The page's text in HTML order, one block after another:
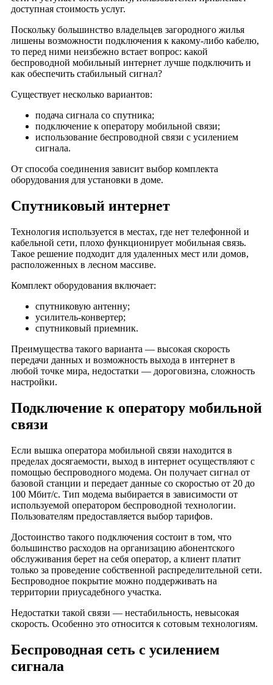
Деревня Бабанино
Деревня Барсково
Деревня Близнецы
Деревня Богдарня
Деревня Болдино
Деревня Большие Горки
Деревня Васильки
Деревня Ваульцево
Деревня Ветчи
Деревня Волково
Деревня Волосово
Деревня Воскресенье
Деревня Воспушка
Деревня Выползово
Деревня Вялово
Деревня Гнездино
Деревня Головино
Деревня Гора
Деревня Горушка
Деревня Господиново
Деревня Грибово
Деревня Денисово
Деревня Дровново
Деревня Дубровка
Деревня Евдокимцево
Деревня Елисейково
Деревня Емельянцево
Деревня Ермолино
Деревня Еськино
Деревня Ефимцево
Деревня Жары
Деревня Желтухино
Деревня Желудьево
Деревня Заболотье
Деревня Заднее Поле
Деревня Иваново
доступная стоимость услуг.
Поскольку большинство владельцев загородного жилья
лишены возможности подключения к какому-либо кабелю,
то перед ними неизбежно встает вопрос: какой
беспроводной мобильный интернет лучше подключить и
как обеспечить стабильный сигнал?
Существует несколько вариантов:
подача сигнала со спутника;
подключение к оператору мобильной связи;
использование беспроводной связи с усилением
сигнала.
От способа соединения зависит выбор комплекта
оборудования для установки в доме.
Спутниковый интернет
Технология используется в местах, где нет телефонной и
кабельной сети, плохо функционирует мобильная связь.
Такое решение подходит для удаленных мест или домов,
расположенных в лесном массиве.
Комплект оборудования включает:
спутниковую антенну;
усилитель-конвертер;
спутниковый приемник.
Преимущества такого варианта — высокая скорость
передачи данных и возможность выхода в интернет в
любой точке мира, недостатки — дороговизна, сложность
настройки.
Подключение к оператору мобильной
связи
Если вышка оператора мобильной связи находится в
пределах досягаемости, выход в интернет осуществляют с
помощью беспроводного модема. Он получает сигнал от
базовой станции и передает данные со скоростью от 20 до
100 Мбит/с. Тип модема выбирается в зависимости от
используемой оператором беспроводной технологии.
Пользователям предоставляется выбор тарифов.
Достоинство такого подключения состоит в том, что
большинство расходов на организацию абонентского
обслуживания берет на себя оператор, а клиент платит
только за проведение собственной распределительной сети.
Беспроводное покрытие можно поддерживать на
территории приусадебного участка.
Недостатки такой связи — нестабильность, невысокая
скорость. Особенно это относится к сотовым технологиям.
Беспроводная сеть с усилением
сигнала